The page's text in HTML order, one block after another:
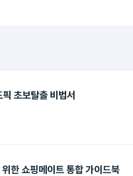
초보탈출 비법서
한 쇼핑메이트 통합 가이드북